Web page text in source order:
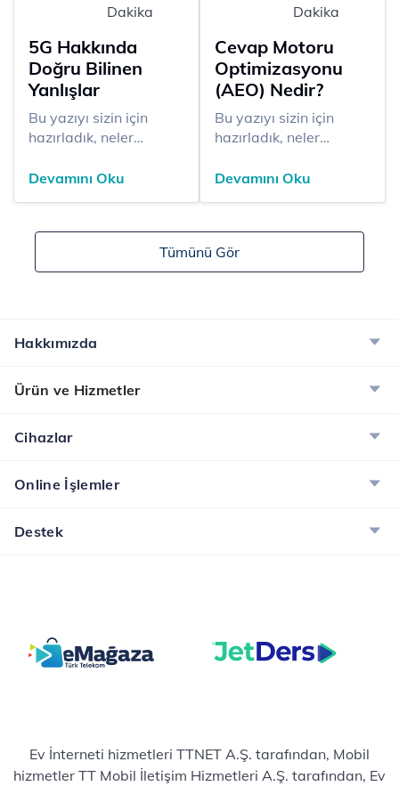
Dakika
5G Hakkında
Doğru Bilinen
Yanlışlar
​​Bu yazıyı sizin için
hazırladık, neler
teknolojisi, yüksek hızın
bağlantı kapasitesiyle
yararlanmak için cihaz
değerlendirilir. 5G’nin
tekno...
Devamını Oku
Dakika
Cevap Motoru
Optimizasyonu
(AEO) Nedir?
Bu yazıyı sizin için
hazırladık, neler
içeriklerin kullanıcı
hazırlanmasını
hedefler. Yapay zekâ
destekli aramalar ve
Devamını Oku
Tümünü Gör
Hakkımızda
Ürün ve Hizmetler
Cihazlar
Online İşlemler
Destek
Ev İnterneti hizmetleri TTNET A.Ş. tarafından, Mobil
hizmetler TT Mobil İletişim Hizmetleri A.Ş. tarafından, Ev